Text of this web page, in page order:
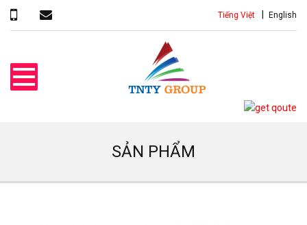
Tiếng Việt English
SẢN PHẨM